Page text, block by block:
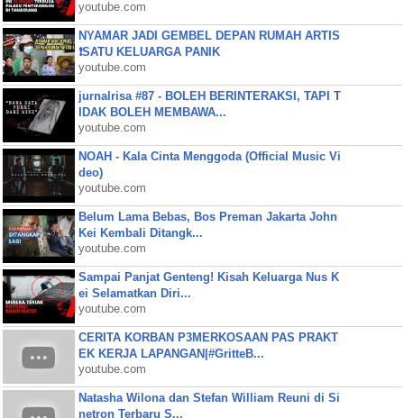
youtube.com
NYAMAR JADI GEMBEL DEPAN RUMAH ARTIS
❗SATU KELUARGA PANIK
youtube.com
jurnalrisa #87 - BOLEH BERINTERAKSI, TAPI T
IDAK BOLEH MEMBAWA...
youtube.com
NOAH - Kala Cinta Menggoda (Official Music Vi
deo)
youtube.com
Belum Lama Bebas, Bos Preman Jakarta John
Kei Kembali Ditangk...
youtube.com
Sampai Panjat Genteng! Kisah Keluarga Nus K
ei Selamatkan Diri...
youtube.com
CERITA KORBAN P3MERKOSAAN PAS PRAKT
EK KERJA LAPANGAN|#GritteB...
youtube.com
Natasha Wilona dan Stefan William Reuni di Si
netron Terbaru S...